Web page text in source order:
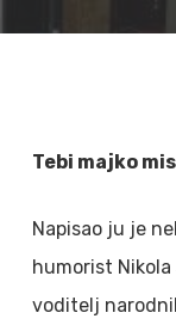
Tebi majko
Napisao ju je
humorist Nikola
voditelj